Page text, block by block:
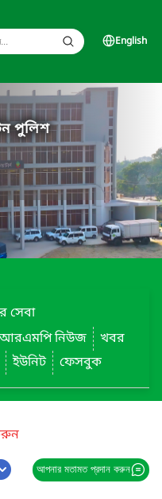
English
পুলিশ
সেবা
আরএমপি নিউজ
খবর
ইউনিট ফেসবুক
আপনার মতামত প্রদান করুন